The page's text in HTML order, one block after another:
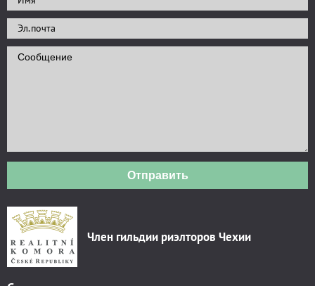
Отправить
Член гильдии риэлторов Чехии